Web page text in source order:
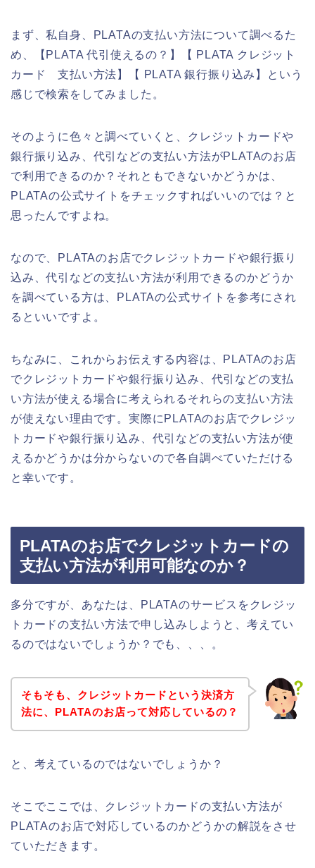
まず、私自身、PLATAの支払い方法について調べるた
め、【PLATA 代引使えるの？】【 PLATA クレジット
カード 支払い方法】【 PLATA 銀行振り込み】という
感じで検索をしてみました。
そのように色々と調べていくと、クレジットカードや
銀行振り込み、代引などの支払い方法がPLATAのお店
で利用できるのか？それともできないかどうかは、
PLATAの公式サイトをチェックすればいいのでは？と
思ったんですよね。
なので、PLATAのお店でクレジットカードや銀行振り
込み、代引などの支払い方法が利用できるのかどうか
を調べている方は、PLATAの公式サイトを参考にされ
るといいですよ。
ちなみに、これからお伝えする内容は、PLATAのお店
でクレジットカードや銀行振り込み、代引などの支払
い方法が使える場合に考えられるそれらの支払い方法
が使えない理由です。実際にPLATAのお店でクレジッ
トカードや銀行振り込み、代引などの支払い方法が使
えるかどうかは分からないので各自調べていただける
と幸いです。
PLATAのお店でクレジットカードの
支払い方法が利用可能なのか？
多分ですが、あなたは、PLATAのサービスをクレジッ
トカードの支払い方法で申し込みしようと、考えてい
るのではないでしょうか？でも、、、。
そもそも、クレジットカードという決済方
法に、PLATAのお店って対応しているの？
と、考えているのではないでしょうか？
そこでここでは、クレジットカードの支払い方法が
PLATAのお店で対応しているのかどうかの解説をさせ
ていただきます。